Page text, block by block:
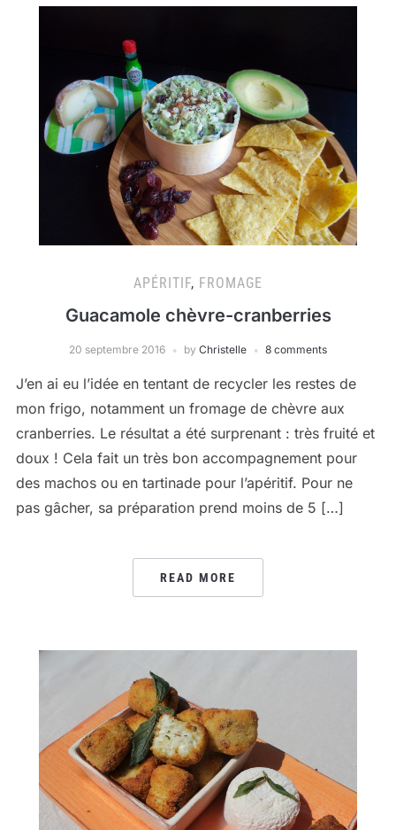
APÉRITIF, FROMAGE
Guacamole chèvre-cranberries
20 septembre 2016 by Christelle 8 comments
J’en ai eu l’idée en tentant de recycler les restes de
mon frigo, notamment un fromage de chèvre aux
cranberries. Le résultat a été surprenant : très fruité et
doux ! Cela fait un très bon accompagnement pour
des machos ou en tartinade pour l’apéritif. Pour ne
pas gâcher, sa préparation prend moins de 5 […]
READ MORE